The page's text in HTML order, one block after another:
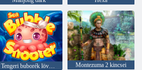
Tengeri buborék lövöldözős Montezuma 2 kincsei